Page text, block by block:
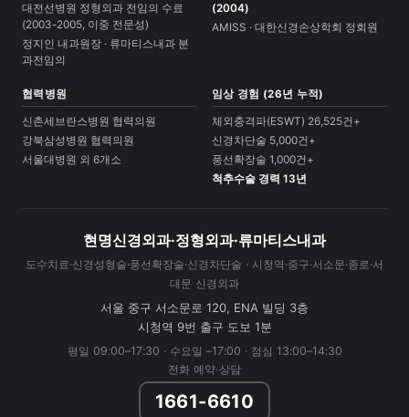
대전선병원 정형외과 전임의 수료
(2003-2005, 이중 전문성)
정지인 내과원장 · 류마티스내과 분
과전임의
(2004)
AMISS · 대한신경손상학회 정회원
협력병원
신촌세브란스병원 협력의원
강북삼성병원 협력의원
서울대병원 외 6개소
임상 경험 (26년 누적)
체외충격파(ESWT) 26,525건+
신경차단술 5,000건+
풍선확장술 1,000건+
척추수술 경력 13년
현명신경외과·정형외과·류마티스내과
도수치료·신경성형술·풍선확장술·신경차단술 · 시청역·중구·서소문·종로·서
대문 신경외과
서울 중구 서소문로 120, ENA 빌딩 3층
시청역 9번 출구 도보 1분
평일 09:00–17:30 · 수요일 –17:00 · 점심 13:00–14:30
전화 예약·상담
1661-6610